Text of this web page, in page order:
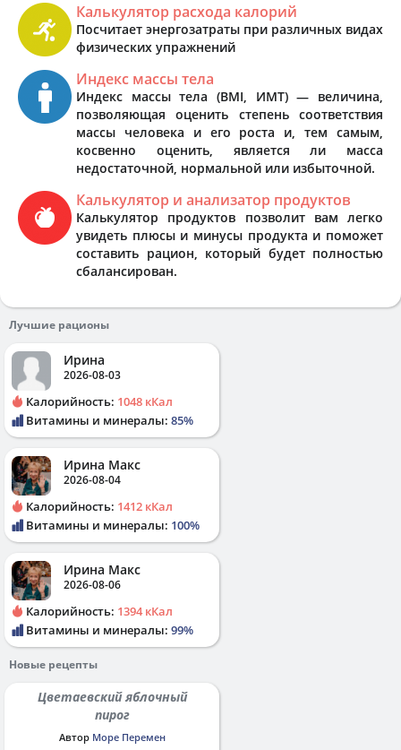
Калькулятор расхода калорий
Посчитает энергозатраты при различных видах
физических упражнений
Индекс массы тела
Индекс массы тела (BMI, ИМТ) — величина,
позволяющая оценить степень соответствия
массы человека и его роста и, тем самым,
косвенно оценить, является ли масса
недостаточной, нормальной или избыточной.
Калькулятор и анализатор продуктов
Калькулятор продуктов позволит вам легко
увидеть плюсы и минусы продукта и поможет
составить рацион, который будет полностью
сбалансирован.
Лучшие рационы
Ирина
2026-08-03
Калорийность: 1048 кКал
Витамины и минералы: 85%
Ирина Макс
2026-08-04
Калорийность: 1412 кКал
Витамины и минералы: 100%
Ирина Макс
2026-08-06
Калорийность: 1394 кКал
Витамины и минералы: 99%
Новые рецепты
Цветаевский яблочный
пирог
Автор Море Перемен